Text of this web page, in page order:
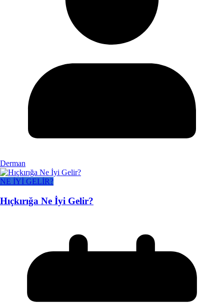
Derman
NE İYİ GELİR?
Hıçkırığa Ne İyi Gelir?